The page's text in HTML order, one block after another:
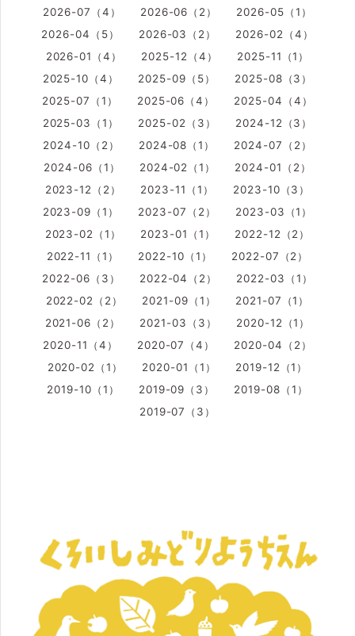
2026-07（4） 2026-06（2）
2026-05（1）
2026-04（5）
2026-03（2）
2026-02（4）
2026-01（4）
2025-12（4）
2025-11（1）
2025-10（4）
2025-09（5）
2025-08（3）
2025-07（1）
2025-06（4）
2025-04（4）
2025-03（1）
2025-02（3）
2024-12（3）
2024-10（2）
2024-08（1）
2024-07（2）
2024-06（1）
2024-02（1）
2024-01（2）
2023-12（2）
2023-11（1）
2023-10（3）
2023-09（1）
2023-07（2）
2023-03（1）
2023-02（1）
2023-01（1）
2022-12（2）
2022-11（1）
2022-10（1）
2022-07（2）
2022-06（3）
2022-04（2）
2022-03（1）
2022-02（2）
2021-09（1）
2021-07（1）
2021-06（2）
2021-03（3）
2020-12（1）
2020-11（4）
2020-07（4）
2020-04（2）
2020-02（1）
2020-01（1）
2019-12（1）
2019-10（1）
2019-09（3）
2019-08（1）
2019-07（3）